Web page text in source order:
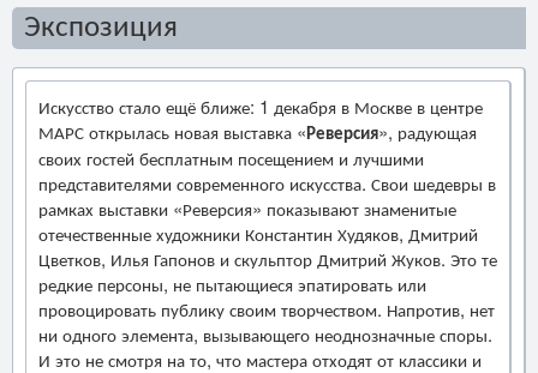
Экспозиция
Искусство стало ещё ближе: 1 декабря в Москве в центре
МАРС открылась новая выставка «Реверсия», радующая
своих гостей бесплатным посещением и лучшими
представителями современного искусства. Свои шедевры в
рамках выставки «Реверсия» показывают знаменитые
отечественные художники Константин Худяков, Дмитрий
Цветков, Илья Гапонов и скульптор Дмитрий Жуков. Это те
редкие персоны, не пытающиеся эпатировать или
провоцировать публику своим творчеством. Напротив, нет
ни одного элемента, вызывающего неоднозначные споры.
И это не смотря на то, что мастера отходят от классики и